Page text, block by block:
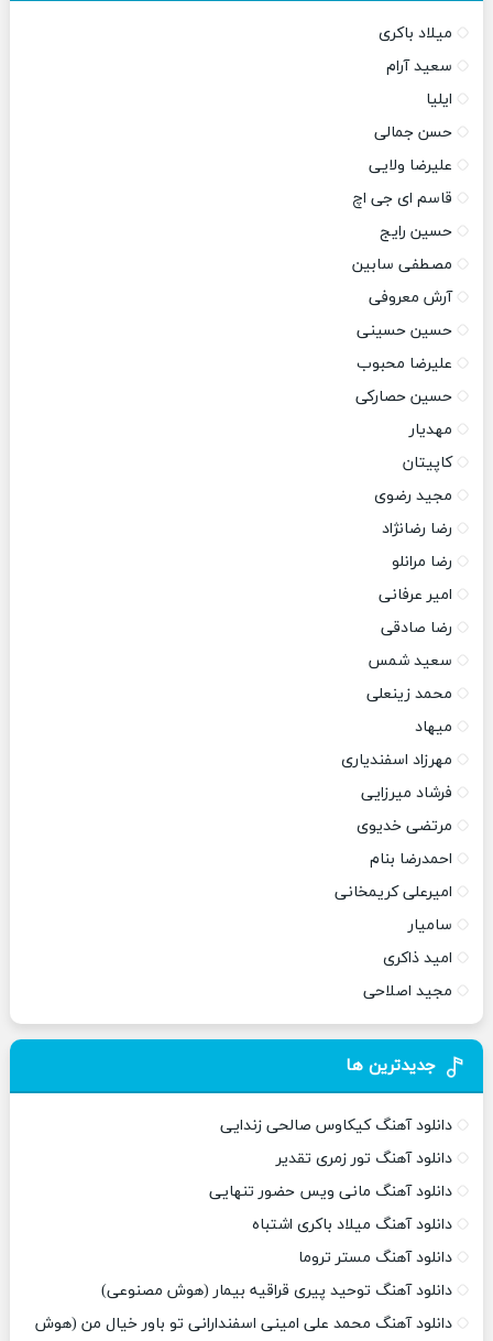
میلاد باکری
سعید آرام
ایلیا
حسن جمالی
علیرضا ولایی
قاسم ای جی اچ
حسین رایج
مصطفی سابین
آرش معروفی
حسین حسینی
علیرضا محبوب
حسین حصارکی
مهدیار
کاپیتان
مجید رضوی
رضا رضانژاد
رضا مرانلو
امیر عرفانی
رضا صادقی
سعید شمس
محمد زینعلی
میهاد
مهرزاد اسفندیاری
فرشاد میرزایی
مرتضی خدیوی
احمدرضا بنام
امیرعلی کریمخانی
سامیار
امید ذاکری
مجید اصلاحی
جدیدترین ها
دانلود آهنگ کیکاوس صالحی زندایی
دانلود آهنگ تور زمری تقدیر
دانلود آهنگ مانی ویس حضور تنهایی
دانلود آهنگ میلاد باکری اشتباه
دانلود آهنگ مستر تروما
دانلود آهنگ توحید پیری قراقیه بیمار (هوش مصنوعی)
دانلود آهنگ محمد علی امینی اسفندارانی تو باور خیال من (هوش